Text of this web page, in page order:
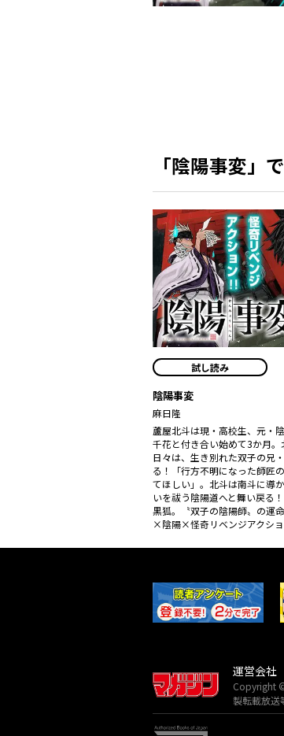
「陰陽事変」
試し読み
陰陽事変
麻日隆
蘆屋北斗は現・高校生、元・
千花と付き合い始めて3か月
日々は、生き別れた双子の兄
る！「行方不明になった師匠
てほしい」。北斗は南斗に導
いを祓う陰陽道へと舞い戻る
黒狐。〝双子の陰陽師〟の運
×陰陽×怪奇リベンジアクショ
運営会社
Copyright
製転載放送